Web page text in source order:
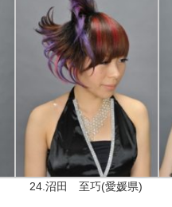
24.沼田 至巧(愛媛県)